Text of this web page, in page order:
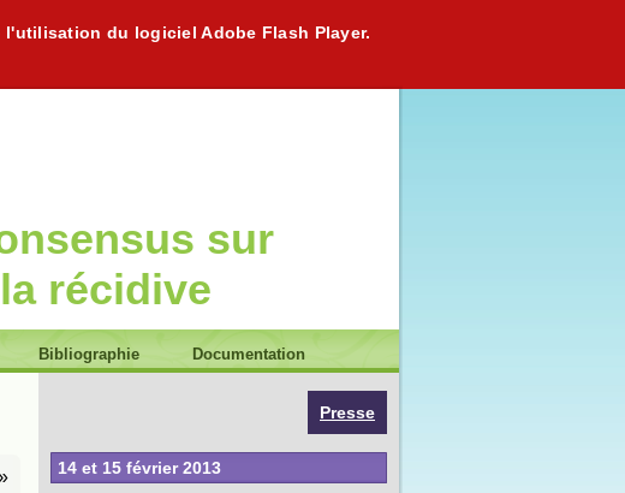
du logiciel Adobe Flash Player.
sur
récidive
Bibliographie Documentation
Presse
14 et 15 février 2013